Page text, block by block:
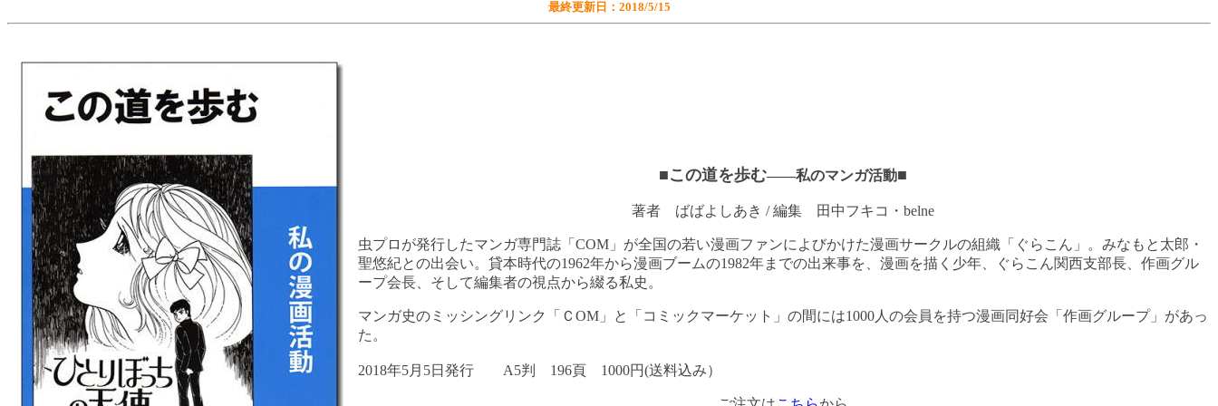
最終更新日：2018/5/15
■この道を歩む――私のマンガ活動■
著者 ばばよしあき / 編集 田中フキコ・belne
虫プロが発行したマンガ専門誌「 COM 」が全国の若い漫画ファンによびかけた漫画サークルの組織「ぐらこん」。みなもと太郎・
聖悠紀との出会い。貸本時代の1962年から漫画ブームの1982年までの出来事を、漫画を描く少年、ぐらこん関西支部長、作画グル
ープ会長、そして編集者の視点から綴る私史。
マンガ史のミッシングリンク「Ｃ OM 」と「コミックマーケット」の間には1000 人の会員を持つ漫画同好会「作画グループ」があっ
た。
2018年5月5日発行 A5判 196頁 1000円(送料込み）